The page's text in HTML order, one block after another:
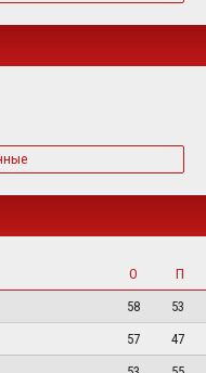
О
П
58
53
57
47